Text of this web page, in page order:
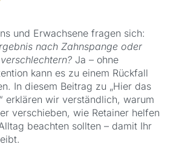
und Erwachsene fragen sich:
nach Zahnspange oder
Ja – ohne
kann es zu einem Rückfall
In diesem Beitrag zu „Hier das
erklären wir verständlich, warum
verschieben, wie Retainer helfen
beachten sollten – damit Ihr